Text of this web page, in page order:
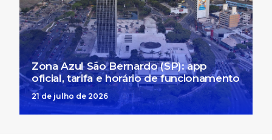
Zona Azul São Bernardo (SP): app
oficial, tarifa e horário de funcionamento
21 de julho de 2026